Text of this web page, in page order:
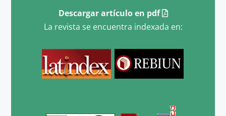
Descargar artículo en pdf
La revista se encuentra indexada en: